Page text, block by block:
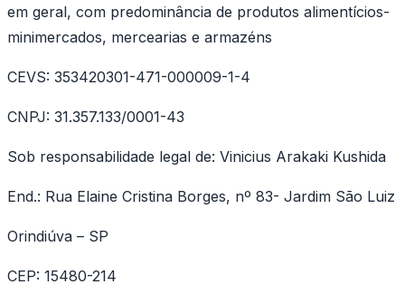
em geral, com predominância de produtos alimentícios-
minimercados, mercearias e armazéns
CEVS: 353420301-471-000009-1-4
CNPJ: 31.357.133/0001-43
Sob responsabilidade legal de: Vinicius Arakaki Kushida
End.: Rua Elaine Cristina Borges, nº 83- Jardim São Luiz
Orindiúva – SP
CEP: 15480-214